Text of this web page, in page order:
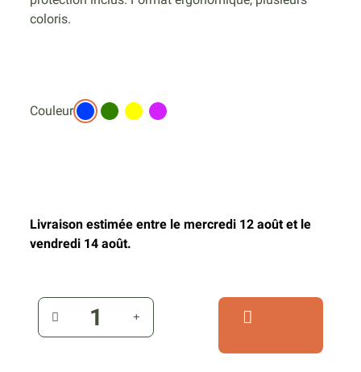
coloris.
Couleur
Livraison estimée entre le mercredi 12 août et le
vendredi 14 août.